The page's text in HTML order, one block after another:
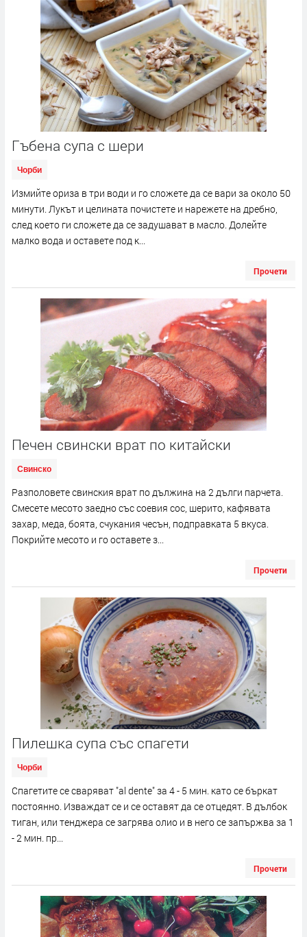
Гъбена супа с шери
Чорби
Измийте ориза в три води и го сложете да се вари за около 50
минути. Лукът и целината почистете и нарежете на дребно,
след което ги сложете да се задушават в масло. Долейте
малко вода и оставете под к...
Прочети
Печен свински врат по китайски
Свинско
Разполовете свинския врат по дължина на 2 дълги парчета.
Смесете месото заедно със соевия сос, шерито, кафявата
захар, меда, боята, счукания чесън, подправката 5 вкуса.
Покрийте месото и го оставете з...
Прочети
Пилешка супа със спагети
Чорби
Спагетите се сваряват "al dente" за 4 - 5 мин. като се бъркат
постоянно. Изваждат се и се оставят да се отцедят. В дълбок
тиган, или тенджера се загрява олио и в него се запържва за 1
- 2 мин. пр...
Прочети